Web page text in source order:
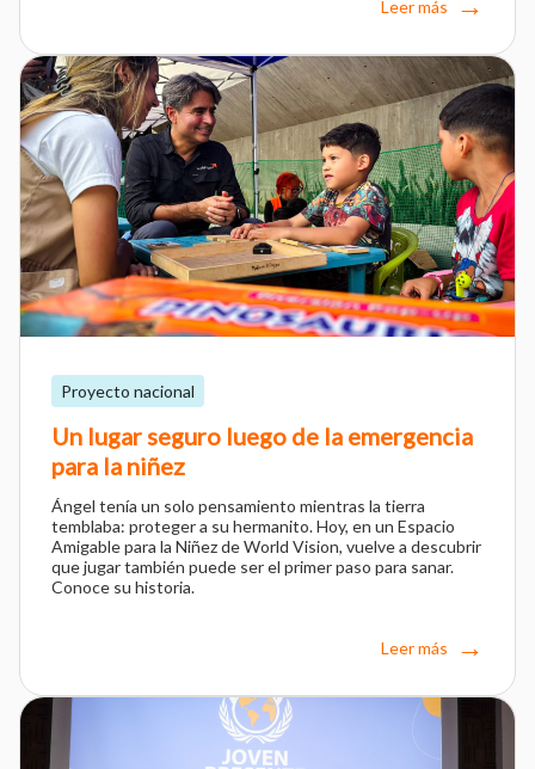
Leer más
Proyecto nacional
Un lugar seguro luego de la emergencia
para la niñez
Ángel tenía un solo pensamiento mientras la tierra
temblaba: proteger a su hermanito. Hoy, en un Espacio
Amigable para la Niñez de World Vision, vuelve a descubrir
que jugar también puede ser el primer paso para sanar.
Conoce su historia.
Leer más